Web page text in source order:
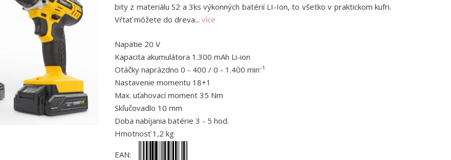
bity z materiálu S2 a 3ks výkonných batérií LI-Ion, to všetko v praktickom kufri.
Vŕtať môžete do dreva... více
Napätie 20 V
Kapacita akumulátora 1.300 mAh Li-ion
Otáčky naprázdno 0 - 400 / 0 - 1.400 min⁻¹
Nastavenie momentu 18+1
Max. uťahovací moment 35 Nm
Skľučovadlo 10 mm
Doba nabíjania batérie 3 - 5 hod.
Hmotnosť 1,2 kg
EAN: